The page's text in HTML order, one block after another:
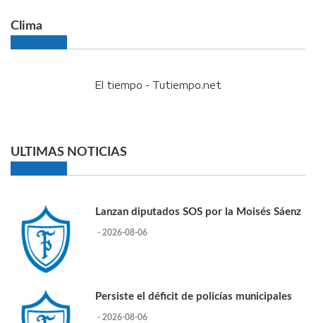
Clima
El tiempo - Tutiempo.net
ULTIMAS NOTICIAS
Lanzan diputados SOS por la Moisés Sáenz
- 2026-08-06
Persiste el déficit de policías municipales
- 2026-08-06